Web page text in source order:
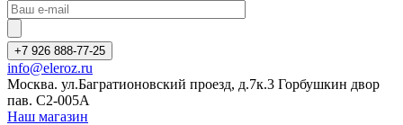
+7 926 888-77-25
info@eleroz.ru
Москва. ул.Багратионовский проезд, д.7к.3 Горбушкин двор
пав. C2-005A
Наш магазин